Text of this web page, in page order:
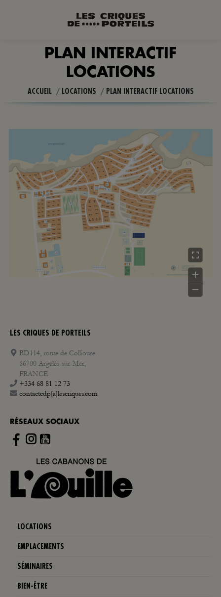
PLAN INTERACTIF
LOCATIONS
Vous êtes ici :
ACCUEIL LOCATIONS PLAN INTERACTIF LOCATIONS
LES CRIQUES DE PORTEILS
RD114, route de Collioure
66700 Argelès-sur-Mer,
FRANCE
+334 68 81 12 73
contactcdp[a]lescriques.com
RÉSEAUX SOCIAUX
Instagram
LOCATIONS
EMPLACEMENTS
SÉMINAIRES
BIEN-ÊTRE